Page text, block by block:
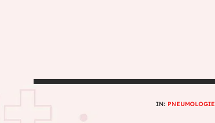
IN: PNEUMOLOGIE